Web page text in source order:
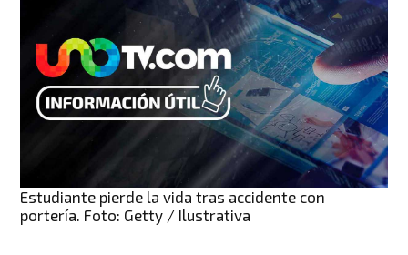
Estudiante pierde la vida tras accidente con
portería. Foto: Getty / Ilustrativa